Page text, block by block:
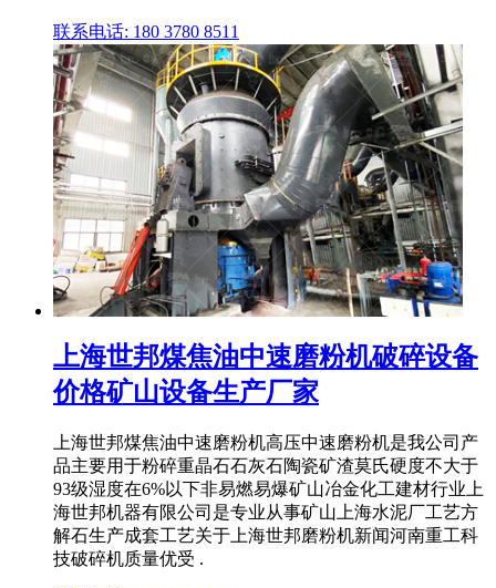
联系电话: 180 3780 8511
上海世邦煤焦油中速磨粉机破碎设备
价格矿山设备生产厂家
上海世邦煤焦油中速磨粉机高压中速磨粉机是我公司产
品主要用于粉碎重晶石石灰石陶瓷矿渣莫氏硬度不大于
93级湿度在6%以下非易燃易爆矿山冶金化工建材行业上
海世邦机器有限公司是专业从事矿山上海水泥厂工艺方
解石生产成套工艺关于上海世邦磨粉机新闻河南重工科
技破碎机质量优受 .